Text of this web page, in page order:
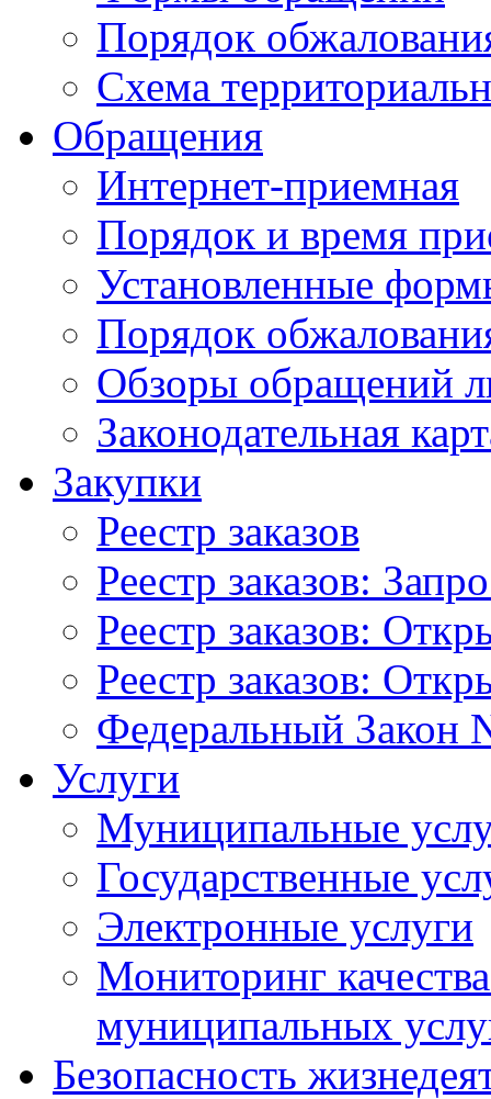
Порядок
Схема
Обращения
Интернет-приемная
Порядок и время
Установленные
Порядок
Обзоры обращений
Законодательная
Закупки
Реестр заказов
Реестр заказов:
Реестр заказов:
Реестр заказов:
Федеральный Закон
Услуги
Муниципальные
Государственные
Электронные услуги
Мониторинг
муниципальных
Безопасность